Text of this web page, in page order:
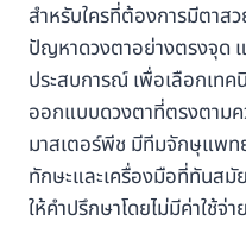
สำหรับใครที่ต้องการมีตาสว
ปัญหาดวงตาอย่างตรงจุด
ประสบการณ์ เพื่อเลือกเท
ออกแบบดวงตาที่ตรงตามค
มาสเตอร์พีช มีทีมจักษุแพ
ทักษะและเครื่องมือที่ทันสมั
ให้คำปรึกษาโดยไม่มีค่าใช้จ่าย